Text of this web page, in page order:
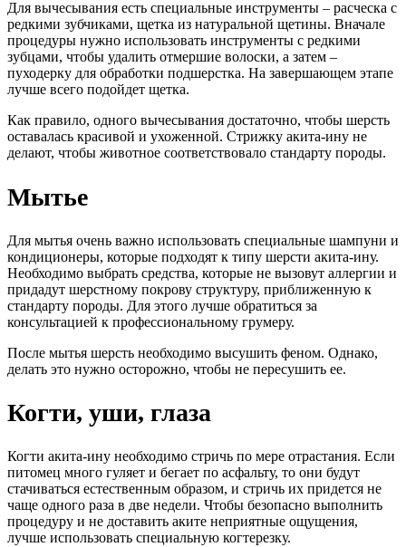
Для вычесывания есть специальные инструменты – расческа с
редкими зубчиками, щетка из натуральной щетины. Вначале
процедуры нужно использовать инструменты с редкими
зубцами, чтобы удалить отмершие волоски, а затем –
пуходерку для обработки подшерстка. На завершающем этапе
лучше всего подойдет щетка.
Как правило, одного вычесывания достаточно, чтобы шерсть
оставалась красивой и ухоженной. Стрижку акита-ину не
делают, чтобы животное соответствовало стандарту породы.
Мытье
Для мытья очень важно использовать специальные шампуни и
кондиционеры, которые подходят к типу шерсти акита-ину.
Необходимо выбрать средства, которые не вызовут аллергии и
придадут шерстному покрову структуру, приближенную к
стандарту породы. Для этого лучше обратиться за
консультацией к профессиональному грумеру.
После мытья шерсть необходимо высушить феном. Однако,
делать это нужно осторожно, чтобы не пересушить ее.
Когти, уши, глаза
Когти акита-ину необходимо стричь по мере отрастания. Если
питомец много гуляет и бегает по асфальту, то они будут
стачиваться естественным образом, и стричь их придется не
чаще одного раза в две недели. Чтобы безопасно выполнить
процедуру и не доставить аките неприятные ощущения,
лучше использовать специальную когтерезку.